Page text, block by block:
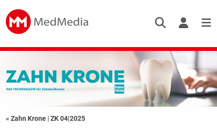
« Zahn Krone |ZK 04|2025